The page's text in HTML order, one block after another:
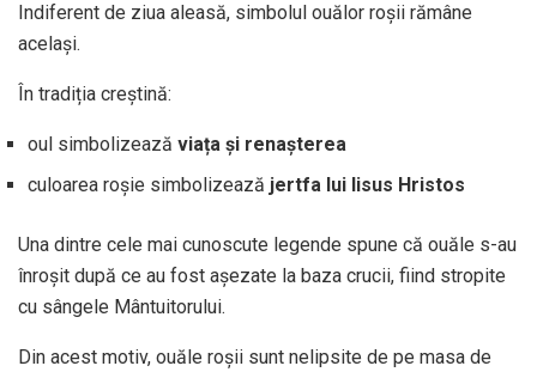
Indiferent de ziua aleasă, simbolul ouălor roșii rămâne
același.
În tradiția creștină:
oul simbolizează viața și renașterea
culoarea roșie simbolizează jertfa lui Iisus Hristos
Una dintre cele mai cunoscute legende spune că ouăle s-au
înroșit după ce au fost așezate la baza crucii, fiind stropite
cu sângele Mântuitorului.
Din acest motiv, ouăle roșii sunt nelipsite de pe masa de